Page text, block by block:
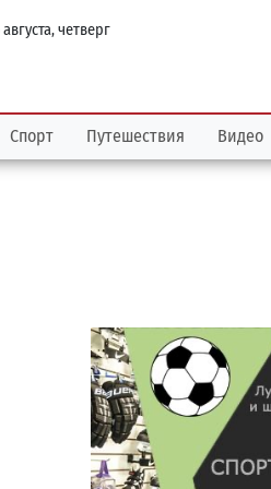
четверг
Спорт Путешествия Видео